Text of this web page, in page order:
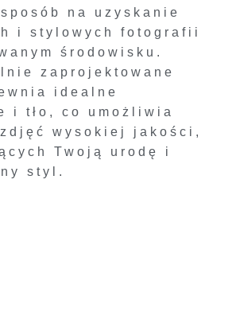
na uzyskanie
i stylowych fotografii
środowisku.
zaprojektowane
idealne
i tło, co umożliwia
wysokiej jakości,
Twoją urodę i
styl.